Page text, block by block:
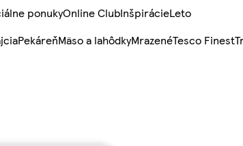
ponukyOnline ClubInšpirácieLeto
PekáreňMäso a lahôdkyMrazenéTesco Finest